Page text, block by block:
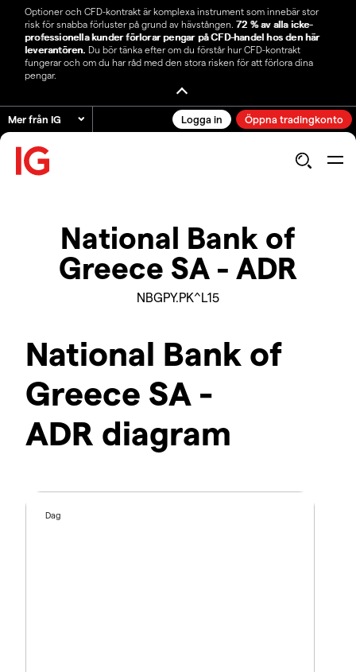
Optioner och CFD-kontrakt är komplexa instrument som innebär stor
risk för snabba förluster på grund av hävstången. 72 % av alla icke-
professionella kunder förlorar pengar på CFD-handel hos den här
leverantören. Du bör tänka efter om du förstår hur CFD-kontrakt
fungerar och om du har råd med den stora risken för att förlora dina
pengar.
Mer från IG Logga in Öppna tradingkonto
National Bank of
Greece SA - ADR
NBGPY.PK^L15
National Bank of
Greece SA -
ADR diagram
Dag